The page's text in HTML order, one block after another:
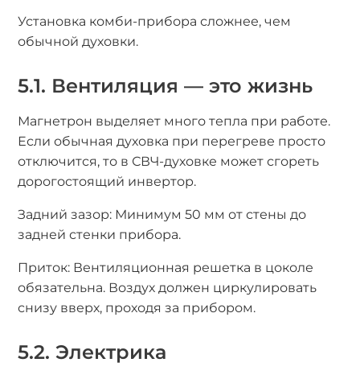
Установка комби-прибора сложнее, чем
обычной духовки.
5.1. Вентиляция — это жизнь
Магнетрон выделяет много тепла при работе.
Если обычная духовка при перегреве просто
отключится, то в СВЧ-духовке может сгореть
дорогостоящий инвертор.
Задний зазор: Минимум 50 мм от стены до
задней стенки прибора.
Приток: Вентиляционная решетка в цоколе
обязательна. Воздух должен циркулировать
снизу вверх, проходя за прибором.
5.2. Электрика